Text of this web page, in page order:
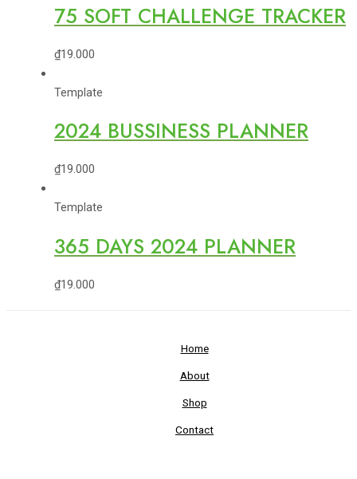
75 SOFT CHALLENGE TRACKER
₫19.000
Template
2024 BUSSINESS PLANNER
₫19.000
Template
365 DAYS 2024 PLANNER
₫19.000
Home
About
Shop
Contact